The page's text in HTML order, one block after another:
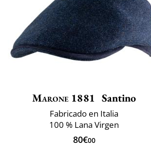
Marone 1881 Santino
Fabricado en Italia
100 % Lana Virgen
80€00